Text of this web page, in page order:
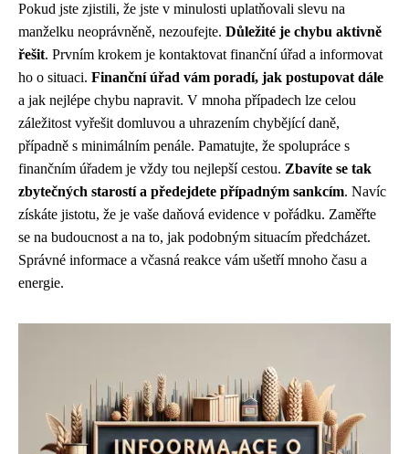
Pokud jste zjistili, že jste v minulosti uplatňovali slevu na
manželku neoprávněně, nezoufejte. Důležité je chybu aktivně
řešit. Prvním krokem je kontaktovat finanční úřad a informovat
ho o situaci. Finanční úřad vám poradí, jak postupovat dále
a jak nejlépe chybu napravit. V mnoha případech lze celou
záležitost vyřešit domluvou a uhrazením chybějící daně,
případně s minimálním penále. Pamatujte, že spolupráce s
finančním úřadem je vždy tou nejlepší cestou. Zbavíte se tak
zbytečných starostí a předejdete případným sankcím. Navíc
získáte jistotu, že je vaše daňová evidence v pořádku. Zaměřte
se na budoucnost a na to, jak podobným situacím předcházet.
Správné informace a včasná reakce vám ušetří mnoho času a
energie.